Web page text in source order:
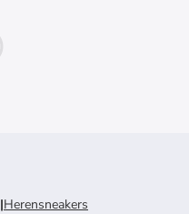
|Herensneakers